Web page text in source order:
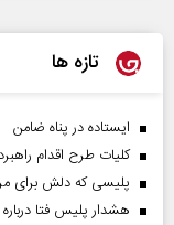
تازه ها
ایستاده در پناه ضامن
کلیات طرح اقدام
پلیسی که دلش برای
هشدار پلیس فتا